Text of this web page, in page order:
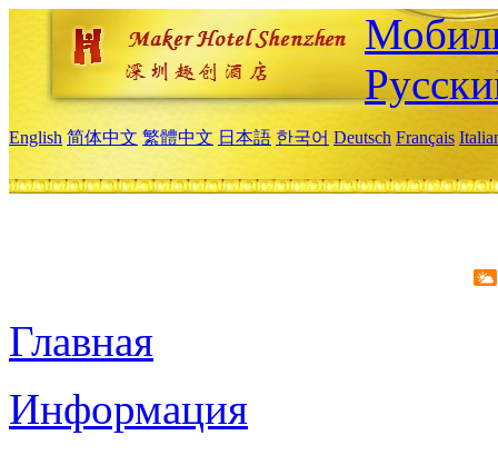
English 简体中文 繁體中文 日本語 한국어 Deutsch Français
Главная
Информация